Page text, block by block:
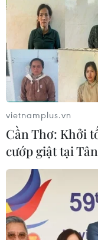
quan hệ giữa
07/08/2026 01:27
Ấn Độ thử thành
đạo Agni-4, tầm
Hàn Quốc tái
chung sống hòa
06/08/2026 15:33
vietnamplus.vn
Cần Thơ: Khởi
cướp giật tại